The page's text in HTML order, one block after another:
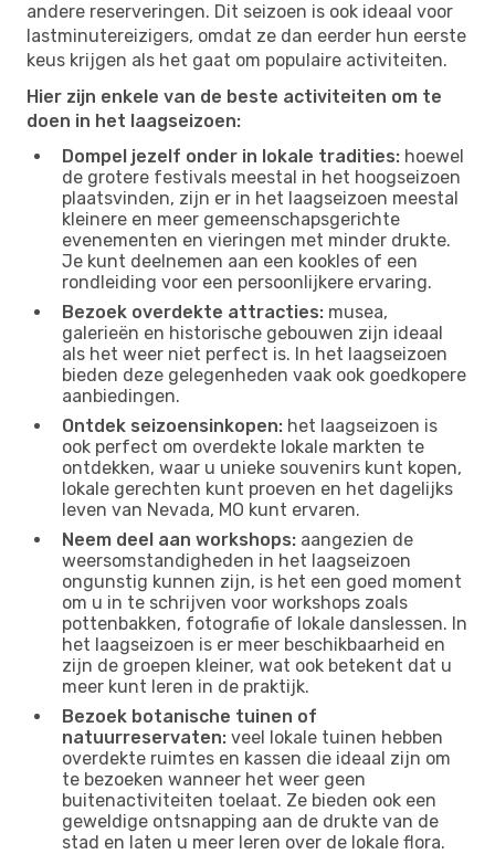
andere reserveringen. Dit seizoen is ook ideaal voor
lastminutereizigers, omdat ze dan eerder hun eerste
keus krijgen als het gaat om populaire activiteiten.
Hier zijn enkele van de beste activiteiten om te
doen in het laagseizoen:
Dompel jezelf onder in lokale tradities: hoewel
de grotere festivals meestal in het hoogseizoen
plaatsvinden, zijn er in het laagseizoen meestal
kleinere en meer gemeenschapsgerichte
evenementen en vieringen met minder drukte.
Je kunt deelnemen aan een kookles of een
rondleiding voor een persoonlijkere ervaring.
Bezoek overdekte attracties: musea,
galerieën en historische gebouwen zijn ideaal
als het weer niet perfect is. In het laagseizoen
bieden deze gelegenheden vaak ook goedkopere
aanbiedingen.
Ontdek seizoensinkopen: het laagseizoen is
ook perfect om overdekte lokale markten te
ontdekken, waar u unieke souvenirs kunt kopen,
lokale gerechten kunt proeven en het dagelijks
leven van Nevada, MO kunt ervaren.
Neem deel aan workshops: aangezien de
weersomstandigheden in het laagseizoen
ongunstig kunnen zijn, is het een goed moment
om u in te schrijven voor workshops zoals
pottenbakken, fotografie of lokale danslessen. In
het laagseizoen is er meer beschikbaarheid en
zijn de groepen kleiner, wat ook betekent dat u
meer kunt leren in de praktijk.
Bezoek botanische tuinen of
natuurreservaten: veel lokale tuinen hebben
overdekte ruimtes en kassen die ideaal zijn om
te bezoeken wanneer het weer geen
buitenactiviteiten toelaat. Ze bieden ook een
geweldige ontsnapping aan de drukte van de
stad en laten u meer leren over de lokale flora.